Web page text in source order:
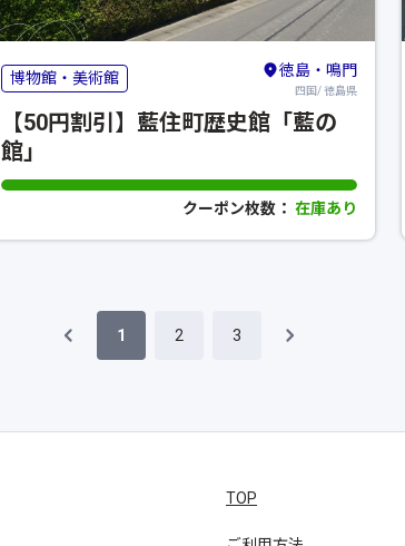
博物館・美術館 徳島・鳴門
四国/ 徳島県
【50円割引】藍住町歴史館「藍の
館」
クーポン枚数： 在庫あり
1 2 3
TOP